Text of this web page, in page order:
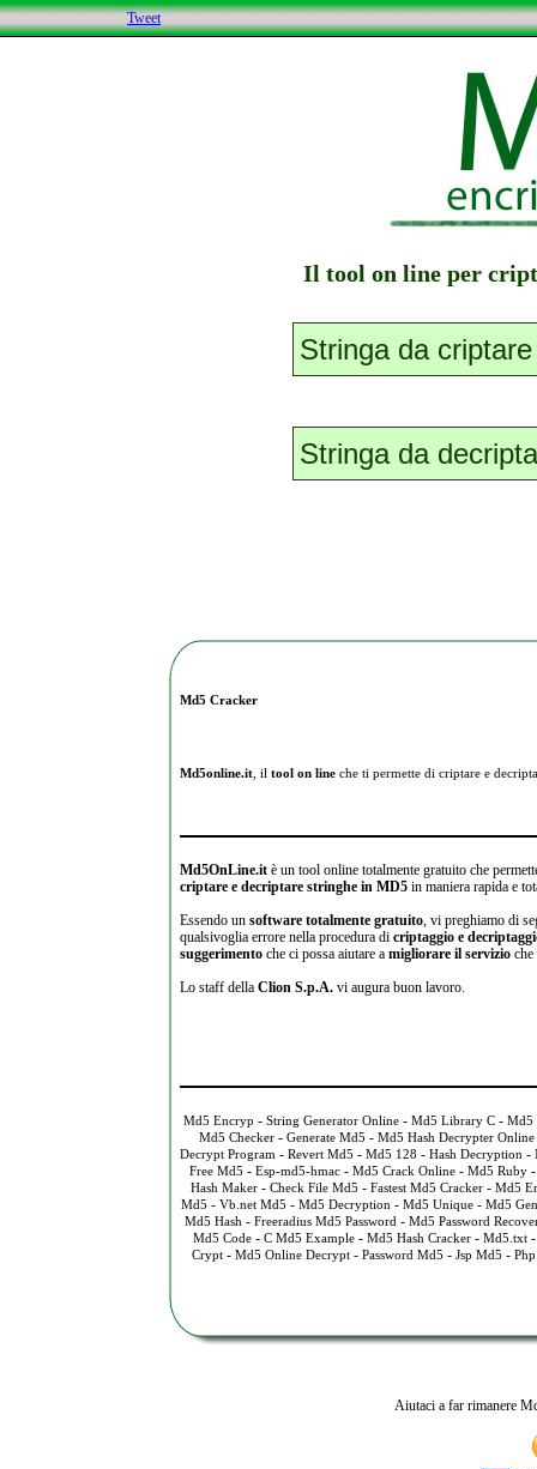
Tweet
Il tool on line per
Md5 Cracker
Md5online.it, il tool on lineche ti permette di criptare e
Md5OnLine.itè un tool online totalmente gratuito che
criptare e decriptare stringhe in MD5in maniera rapida e
Essendo un software totalmente gratuito, vi preghiamo di
qualsivoglia errore nella procedura di criptaggio e
suggerimentoche ci possa aiutare a migliorare il servizioche
Lo staff della Clion S.p.A.vi augura buon lavoro.
Md5 Encryp - String Generator Online - Md5 Library C - Md5
Md5 Checker- Generate Md5 - Md5 Hash Decrypter Online
Decrypt Program - Revert Md5 - Md5 128 - Hash Decryption -
Free Md5 - Esp-md5-hmac - Md5 Crack Online - Md5 Ruby
Hash Maker- Check File Md5 - Fastest Md5 Cracker- Md5
Md5 - Vb.net Md5 - Md5 Decryption - Md5 Unique - Md5
Md5 Hash - Freeradius Md5 Password - Md5 Password
Md5 Code- C Md5 Example- Md5 Hash Cracker- Md5.txt
Crypt- Md5 Online Decrypt- Password Md5 - Jsp Md5 -
Aiutaci a far rimanere